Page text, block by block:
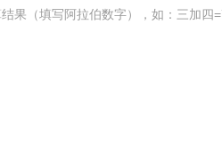
果（填写阿拉伯数字），如：三加四